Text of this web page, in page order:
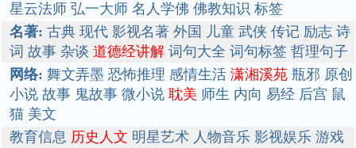
星云法师 弘一大师 名人学佛 佛教知识 标签
名著: 古典 现代 影视名著 外国 儿童 武侠 传记 励志 诗
词 故事 杂谈 道德经讲解 词句大全 词句标签 哲理句子
网络: 舞文弄墨 恐怖推理 感情生活 潇湘溪苑 瓶邪 原创
小说 故事 鬼故事 微小说 耽美 师生 内向 易经 后宫 鼠
猫 美文
教育信息 历史人文 明星艺术 人物音乐 影视娱乐 游戏